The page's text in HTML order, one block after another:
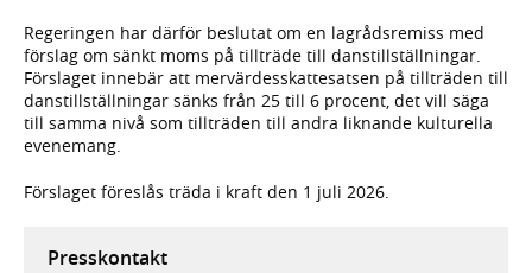
Regeringen har därför beslutat om en lagrådsremiss med
förslag om sänkt moms på tillträde till danstillställningar.
Förslaget innebär att mervärdesskattesatsen på tillträden till
danstillställningar sänks från 25 till 6 procent, det vill säga
till samma nivå som tillträden till andra liknande kulturella
evenemang.
Förslaget föreslås träda i kraft den 1 juli 2026.
Presskontakt